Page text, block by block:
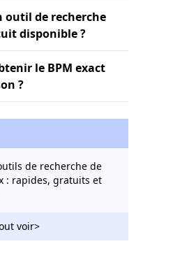
outil de recherche
disponible ?
le BPM exact
?
de recherche de
: rapides, gratuits et
voir>